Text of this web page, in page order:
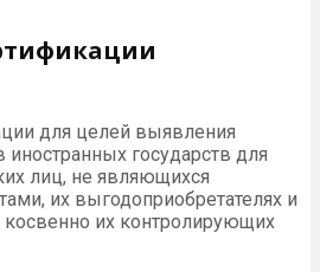
для целей выявления
государств для
лиц, не являющихся
их выгодоприобретателях и
их контролирующих